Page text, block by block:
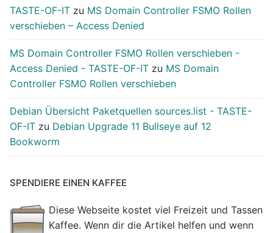
TASTE-OF-IT zu MS Domain Controller FSMO Rollen
verschieben – Access Denied
MS Domain Controller FSMO Rollen verschieben -
Access Denied - TASTE-OF-IT zu MS Domain
Controller FSMO Rollen verschieben
Debian Übersicht Paketquellen sources.list - TASTE-
OF-IT zu Debian Upgrade 11 Bullseye auf 12
Bookworm
SPENDIERE EINEN KAFFEE
Diese Webseite kostet viel Freizeit und Tassen
Kaffee. Wenn dir die Artikel helfen und wenn